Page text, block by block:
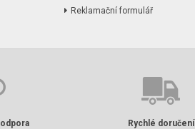
Reklamační formulář
Rychlé doručení